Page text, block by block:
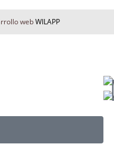
webWILAPP